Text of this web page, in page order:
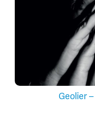
Geolier